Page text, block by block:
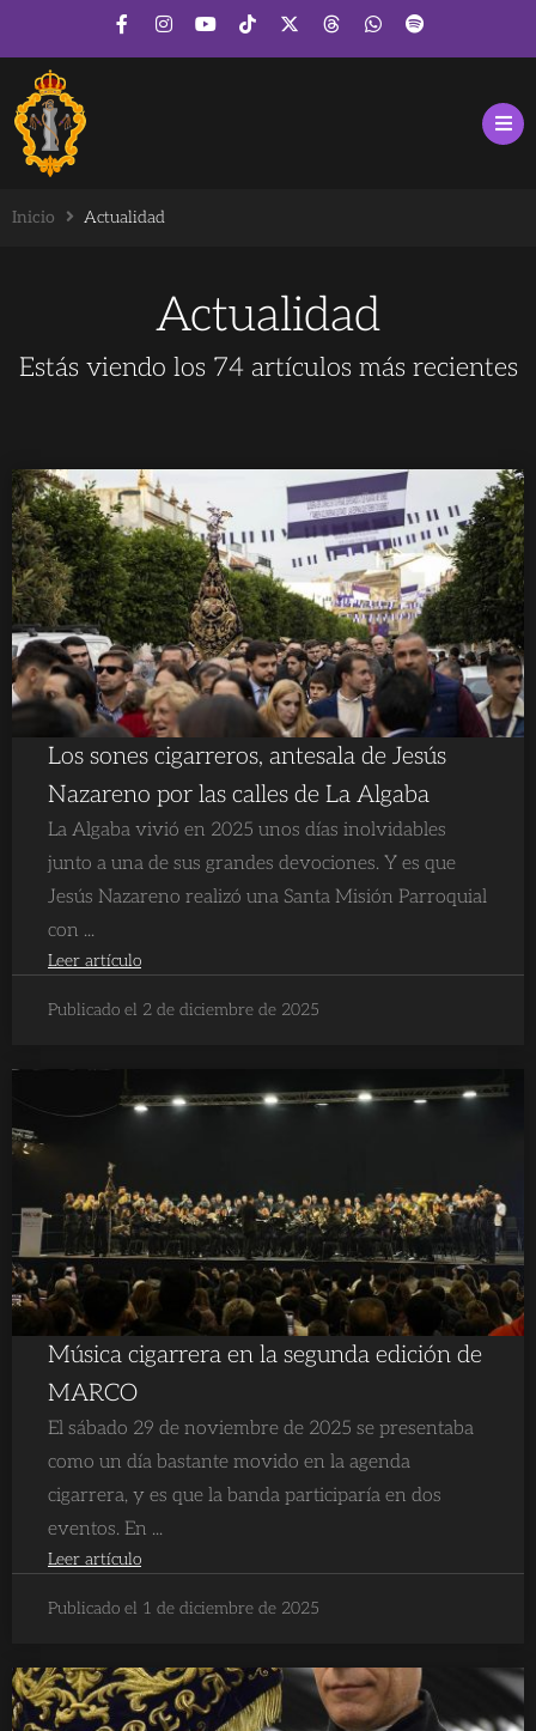
Inicio Actualidad
Actualidad
Estás viendo los 74artículos más recientes
Los sones cigarreros, antesala de Jesús
Nazareno por las calles de La Algaba
La Algaba vivió en 2025 unos días inolvidables
junto a una de sus grandes devociones. Y es que
Jesús Nazareno realizó una Santa Misión Parroquial
con ...
Leer artículo
Publicado el 2 de diciembre de 2025
Música cigarrera en la segunda edición de
MARCO
El sábado 29 de noviembre de 2025 se presentaba
como un día bastante movido en la agenda
cigarrera, y es que la banda participaría en dos
eventos. En ...
Leer artículo
Publicado el 1 de diciembre de 2025